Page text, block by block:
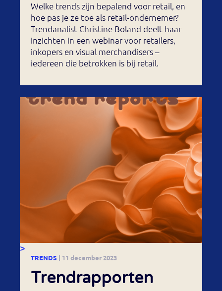
Welke trends zijn bepalend voor retail, en
hoe pas je ze toe als retail-ondernemer?
Trendanalist Christine Boland deelt haar
inzichten in een webinar voor retailers,
inkopers en visual merchandisers –
iedereen die betrokken is bij retail.
>
TRENDS | 11 december 2023
Trendrapporten